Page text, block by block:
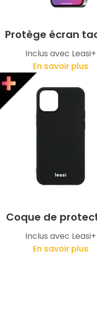
Protège écran
Inclus avec Leasi+
En savoir plus
Coque de
Inclus avec Leasi+
En savoir plus